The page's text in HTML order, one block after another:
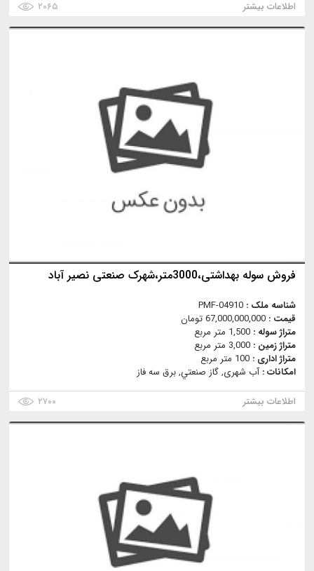
اطلاعات بیشتر ۲۰۶۵
فروش سوله بهداشتی،3000متر،شهرک صنعتی نصیر آباد
شناسه ملک : PMF-04910
قیمت : 67,000,000,000 تومان
متراژ سوله : 1,500 متر مربع
متراژ زمین : 3,000 متر مربع
متراژ اداری : 100 متر مربع
امکانات :آب شهری, گاز صنعتي, برق سه فاز
اطلاعات بیشتر
۲۷۰۰